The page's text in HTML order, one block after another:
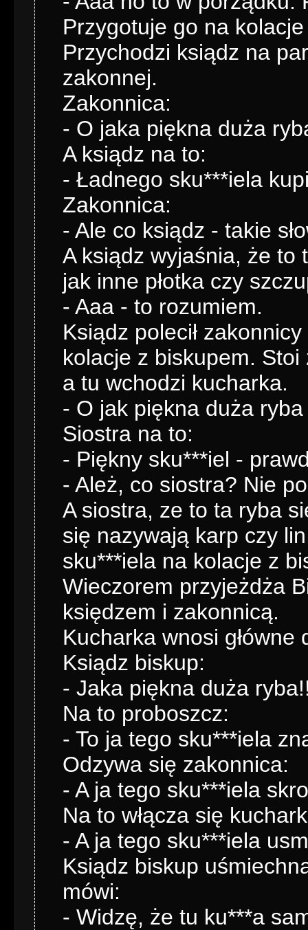
Przygotuje go na
Przychodzi ksiądz na
zakonnej.
Zakonnica:
- O jaka piękna duża
A ksiądz na to:
- Ładnego sku***iela
Zakonnica:
- Ale co ksiądz - takie
A ksiądz wyjaśnia, że to
jak inne płotka czy
- Aaa - to rozumiem.
Ksiądz polecił
kolacje z biskupem.
a tu wchodzi kucharka.
- O jak piękna duża
Siostra na to:
- Piękny sku***iel -
- Ależ, co siostra? Nie
A siostra, ze to ta ryba
się nazywają karp czy
sku***iela na kolacje z
Wieczorem przyjeżdża
księdzem i zakonnicą.
Kucharka wnosi główne
Ksiądz biskup:
- Jaka piękna duża
Na to proboszcz:
- To ja tego sku***iela
Odzywa się zakonnica:
- A ja tego sku***iela
Na to włącza się
- A ja tego sku***iela
Ksiądz biskup
mówi:
- Widzę, że tu ku***a